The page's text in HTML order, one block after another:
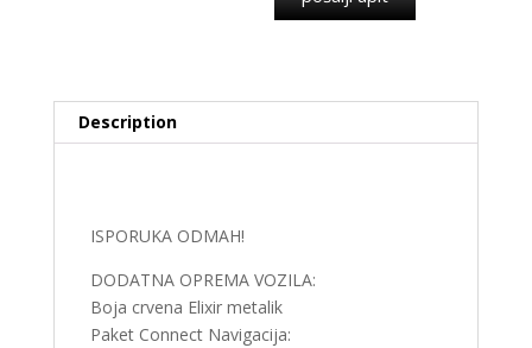
Description
ISPORUKA ODMAH!
DODATNA OPREMA VOZILA:
Boja crvena Elixir metalik
Paket Connect Navigacija: